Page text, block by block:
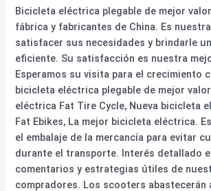
Bicicleta eléctrica plegable de mejor
fábrica y fabricantes de China. Es
satisfacer sus necesidades y brindarle
eficiente. Su satisfacción es nuestra
Esperamos su visita para el crecimiento
bicicleta eléctrica plegable de mejor
eléctrica Fat Tire Cycle, Nueva bicicleta
Fat Ebikes, La mejor bicicleta eléctrica.
el embalaje de la mercancía para evitar
durante el transporte. Interés detallado
comentarios y estrategias útiles de
compradores. Los scooters abastecerán